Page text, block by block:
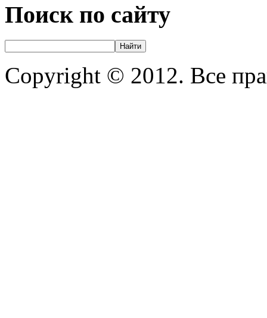
Поиск по сайту
Copyright © 2012. Все